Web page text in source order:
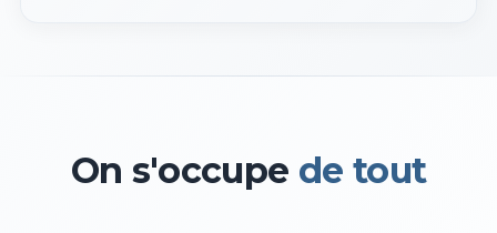
On s'occupe de tout